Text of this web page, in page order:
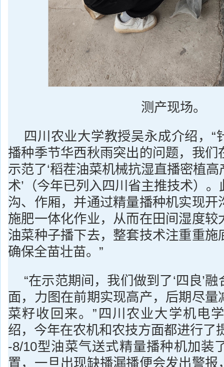
测产现场。
四川农业大学教授吴永成介绍，“
播种季节华西秋雨突出的问题，我们
示范了‘稻茬油菜机械抗湿直播密植
术’（今年已列入四川省主推技术）
沟、作厢，并通过精量播种机实现开
施肥一体化作业，从而在田间湿度较
油菜种子播下去，整套技术注重重施
确保全苗壮苗。”
“在示范期间，我们做到了‘四良’
面，力图在前期实现高产，后期尽量
菜籽收回来。”四川农业大学机电
绍，今年在农机和农技方面都进行了
-8/10型油菜气送式精量播种机加装
置，一旦出现缺播漏播便会发出警报